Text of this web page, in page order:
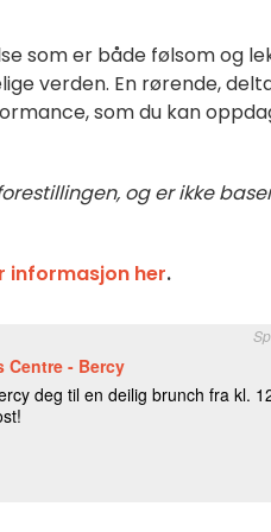
som er både følsom og
verden. En rørende,
som du kan
og er ikke
informasjon her.